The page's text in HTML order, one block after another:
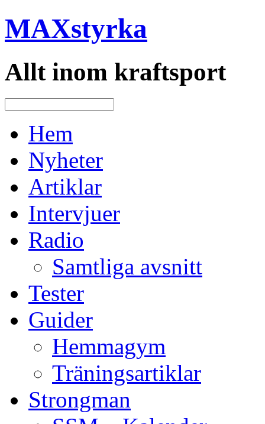
MAXstyrka
Allt inom kraftsport
Hem
Nyheter
Artiklar
Intervjuer
Radio
Samtliga avsnitt
Tester
Guider
Hemmagym
Träningsartiklar
Strongman